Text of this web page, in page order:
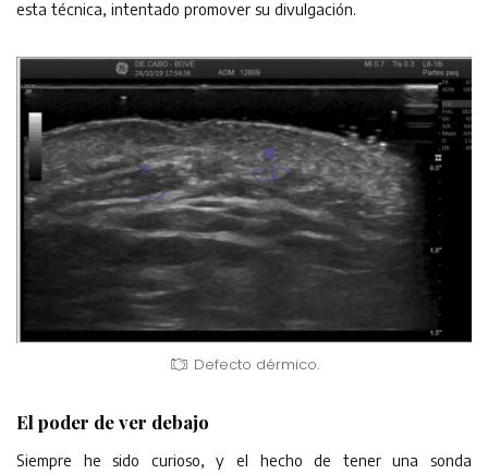
esta técnica, intentado promover su divulgación.
Defecto dérmico.
El poder de ver debajo
Siempre he sido curioso, y el hecho de tener una sonda